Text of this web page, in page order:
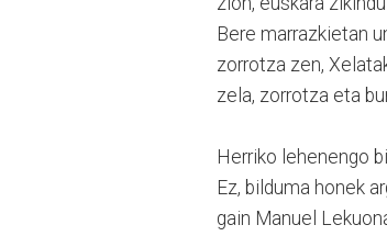
Bere marrazkietan
zorrotza zen,
zela, zorrotza eta
Herriko lehenengo
Ez, bilduma honek
gain Manuel